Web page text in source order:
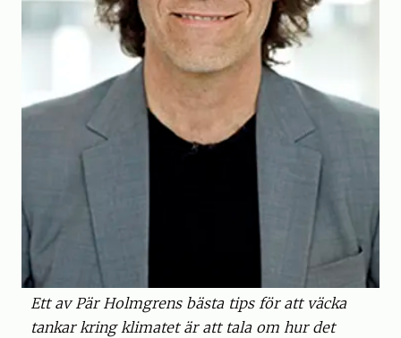
Ett av Pär Holmgrens bästa tips för att väcka
tankar kring klimatet är att tala om hur det